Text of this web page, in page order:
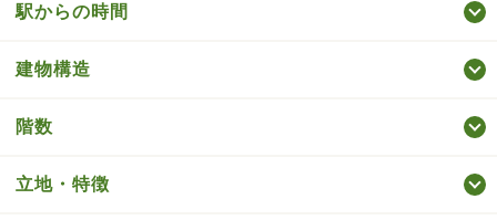
駅からの時間
建物構造
階数
立地・特徴